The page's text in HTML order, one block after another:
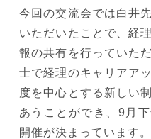
今回の交流会では白井
いただいたことで、経
報の共有を行っていた
士で経理のキャリアア
度を中心とする新しい
あうことができ、9月
開催が決まっています。